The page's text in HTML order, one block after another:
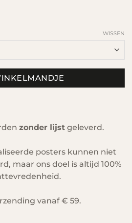
WISSEN
zonder lijstgeleverd.
posters kunnen niet
maar ons doel is altijd 100%
vanaf € 59.